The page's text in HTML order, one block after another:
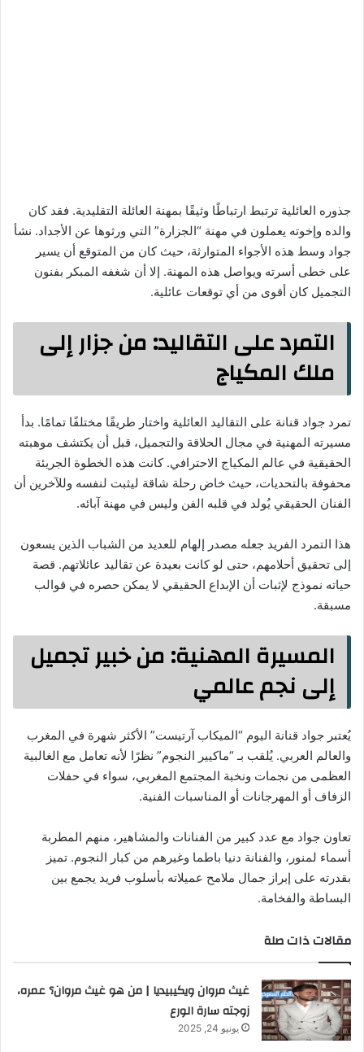
جذوره العائلية ترتبط ارتباطًا وثيقًا بمهنة العائلة التقليدية. فقد كان
والده وإخوته يعملون في مهنة “الجزارة” التي ورثوها عن الأجداد. نشأ
جواد وسط هذه الأجواء المتوارثة، حيث كان من المتوقع أن يسير
على خطى أسرته ويواصل هذه المهنة. إلا أن شغفه المبكر بفنون
التجميل كان أقوى من أي توقعات عائلية.
التمرد على التقاليد: من جزار إلى
ملك المكياج
تمرد جواد قنانة على التقاليد العائلية واختار طريقًا مختلفًا تمامًا. بدأ
مسيرته المهنية في مجال الحلاقة والتجميل، قبل أن يكتشف موهبته
الحقيقية في عالم المكياج الاحترافي. كانت هذه الخطوة الجريئة
محفوفة بالتحديات، حيث خاض رحلة شاقة ليثبت لنفسه وللآخرين أن
الفنان الحقيقي يُولد في قلبه الفن وليس في مهنة آبائه.
هذا التمرد الفريد جعله مصدر إلهام للعديد من الشباب الذين يسعون
إلى تحقيق أحلامهم، حتى لو كانت بعيدة عن تقاليد عائلاتهم. قصة
حياته نموذج لإثبات أن الإبداع الحقيقي لا يمكن حصره في قوالب
مسبقة.
المسيرة المهنية: من خبير تجميل
إلى نجم عالمي
يُعتبر جواد قنانة اليوم “الميكاب آرتيست” الأكثر شهرة في المغرب
والعالم العربي. يُلقب بـ “ماكيير النجوم” نظرًا لأنه تعامل مع الغالبية
العظمى من نجمات ونخبة المجتمع المغربي، سواء في حفلات
الزفاف أو المهرجانات أو المناسبات الفنية.
تعاون جواد مع عدد كبير من الفنانات والمشاهير، منهم المطربة
أسماء لمنور، والفنانة دنيا باطما وغيرهم من كبار النجوم. تميز
بقدرته على إبراز جمال ملامح عميلاته بأسلوب فريد يجمع بين
البساطة والفخامة.
مقالات ذات صلة
غيث مروان ويكيبيديا | من هو غيث مروان؟ عمره،
زوجته سارة الورع
يونيو 24, 2025